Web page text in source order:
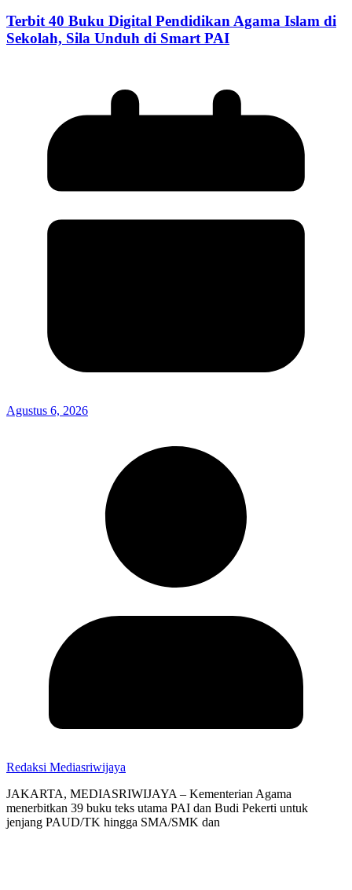
Terbit 40 Buku Digital Pendidikan Agama Islam di
Sekolah, Sila Unduh di Smart PAI
Agustus 6, 2026
Redaksi Mediasriwijaya
JAKARTA, MEDIASRIWIJAYA – Kementerian Agama
menerbitkan 39 buku teks utama PAI dan Budi Pekerti untuk
jenjang PAUD/TK hingga SMA/SMK dan